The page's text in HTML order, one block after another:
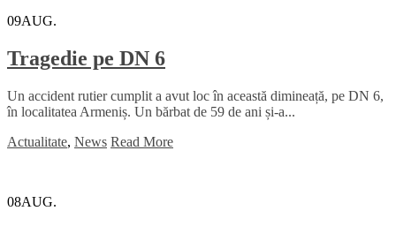
09AUG.
Tragedie pe DN 6
Un accident rutier cumplit a avut loc în această dimineață, pe DN 6,
în localitatea Armeniș. Un bărbat de 59 de ani și-a...
Actualitate, News Read More
08AUG.